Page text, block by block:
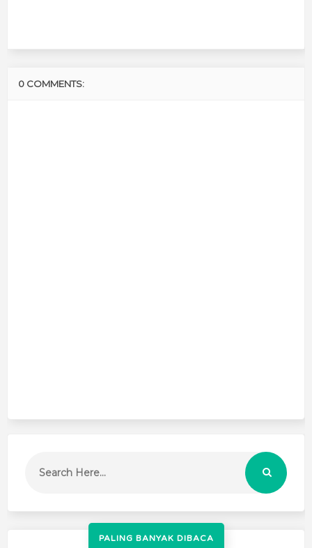
0 COMMENTS:
PALING BANYAK DIBACA